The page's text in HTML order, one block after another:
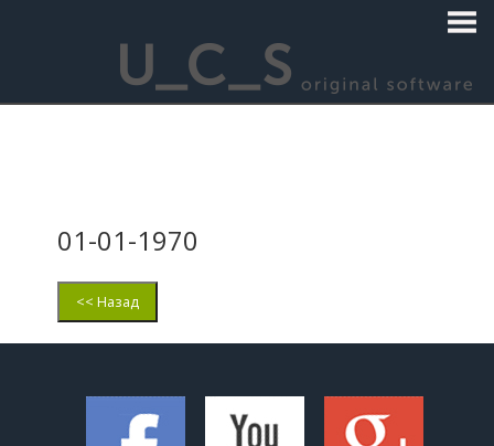
01-01-1970
<< Назад